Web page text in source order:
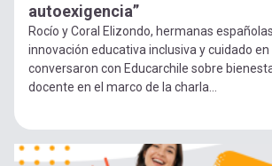
autoexigencia”
Rocío y Coral Elizondo, hermanas
innovación educativa inclusiva y cuidado en
conversaron con Educarchile sobre
docente en el marco de la charla...